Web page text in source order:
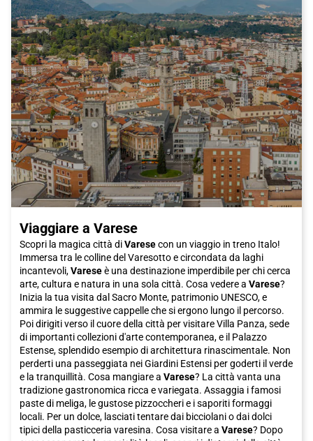
Viaggiare a Varese
Scopri la magica città diVaresecon un viaggio in treno Italo!
Immersa tra le colline del Varesotto e circondata da laghi
incantevoli,Vareseè una destinazione imperdibile per chi cerca
arte, cultura e natura in una sola città. Cosa vedere a Varese?
Inizia la tua visita dal Sacro Monte, patrimonio UNESCO, e
ammira le suggestive cappelle che si ergono lungo il percorso.
Poi dirigiti verso il cuore della città per visitare Villa Panza, sede
di importanti collezioni d'arte contemporanea, e il Palazzo
Estense, splendido esempio di architettura rinascimentale. Non
perderti una passeggiata nei Giardini Estensi per goderti il verde
e la tranquillità. Cosa mangiare a Varese? La città vanta una
tradizione gastronomica ricca e variegata. Assaggia i famosi
paste di meliga, le gustose pizzoccheri e i saporiti formaggi
locali. Per un dolce, lasciati tentare dai bicciolani o dai dolci
tipici della pasticceria varesina. Cosa visitare a Varese? Dopo